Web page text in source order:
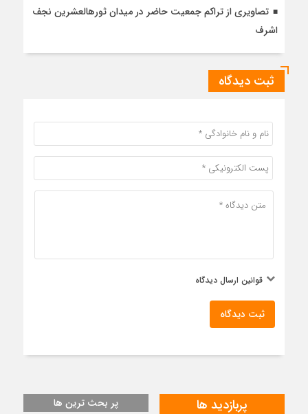
تصاویری از تراکم جمعیت حاضر در میدان ثورهالعشرین نجف
اشرف
ثبت دیدگاه
قوانین ارسال دیدگاه
ثبت دیدگاه
پربازدید ها پر بحث ترین ها